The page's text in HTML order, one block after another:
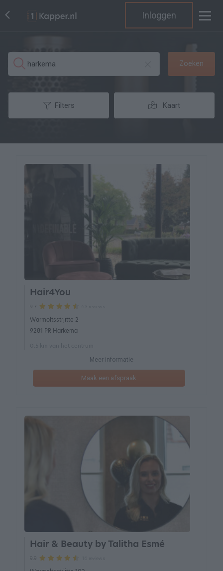
Inloggen
Zoeken
Filters Kaart
Hair4You
9.7
Warmoltsstrjitte 2
9281 PR Harkema
Meer informatie
Maak een afspraak
Hair & Beauty by Talitha Esmé
9.9